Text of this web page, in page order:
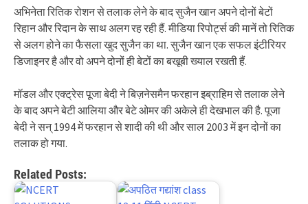
अभिनेता रितिक रोशन से तलाक लेने के बाद सुजैन खान अपने दोनों बेटों
रिहान और रिदान के साथ अलग रह रही हैं. मीडिया रिपोर्ट्स की मानें तो रितिक
से अलग होने का फैसला खुद सुजैन का था. सुजैन खान एक सफल इंटीरियर
डिजाइनर है और वो अपने दोनों ही बेटों का बखूबी ख्याल रखती हैं.
मॉडल और एक्ट्रेस पूजा बेदी ने बिज़नेसमैन फरहान इब्राहिम से तलाक लेने
के बाद अपने बेटी आलिया और बेटे ओमर की अकेले ही देखभाल की है. पूजा
बेदी ने सन् 1994 में फरहान से शादी की थी और साल 2003 में इन दोनों का
तलाक हो गया.
Related Posts: